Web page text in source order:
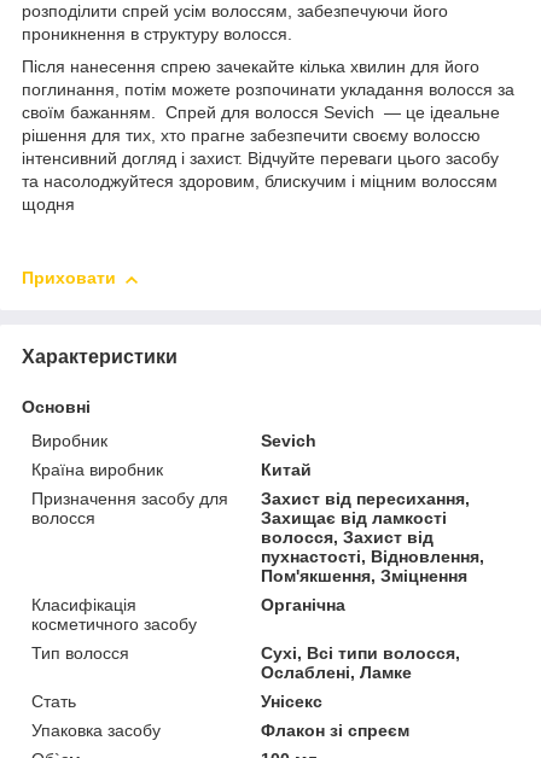
розподілити спрей усім волоссям, забезпечуючи його
проникнення в структуру волосся.
Після нанесення спрею зачекайте кілька хвилин для його
поглинання, потім можете розпочинати укладання волосся за
своїм бажанням. Спрей для волосся Sevich — це ідеальне
рішення для тих, хто прагне забезпечити своєму волоссю
інтенсивний догляд і захист. Відчуйте переваги цього засобу
та насолоджуйтеся здоровим, блискучим і міцним волоссям
щодня
Приховати
Характеристики
Основні
Виробник
Sevich
Країна виробник
Китай
Призначення засобу для
волосся
Захист від пересихання,
Захищає від ламкості
волосся, Захист від
пухнастості, Відновлення,
Пом'якшення, Зміцнення
Класифікація
косметичного засобу
Органічна
Тип волосся
Сухі, Всі типи волосся,
Ослаблені, Ламке
Стать
Унісекс
Упаковка засобу
Флакон зі спреєм